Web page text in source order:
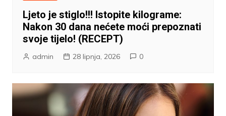
Ljeto je stiglo!!! Istopite kilograme:
Nakon 30 dana nećete moći prepoznati
svoje tijelo! (RECEPT)
admin 28 lipnja, 2026 0